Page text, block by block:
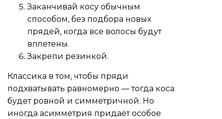
Заканчивай косу обычным
способом, без подбора новых
прядей, когда все волосы будут
вплетены.
Закрепи резинкой.
Классика в том, чтобы пряди
подхватывать равномерно — тогда коса
будет ровной и симметричной. Но
иногда асимметрия придаёт особое